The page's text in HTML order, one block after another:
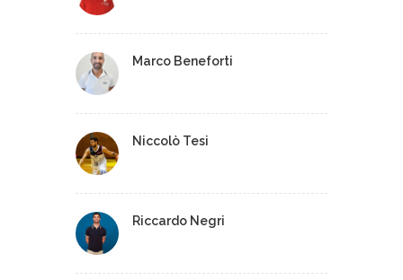
Marco Beneforti
Niccolò Tesi
Riccardo Negri